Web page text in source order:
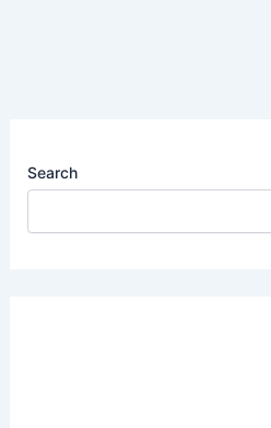
Search